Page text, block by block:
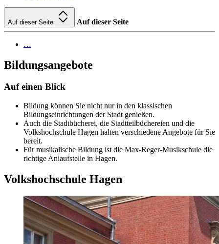
Auf dieser Seite Auf dieser Seite
…
Bildungsangebote
Auf einen Blick
Bildung können Sie nicht nur in den klassischen
Bildungseinrichtungen der Stadt genießen.
Auch die Stadtbücherei, die Stadtteilbüchereien und die
Volkshochschule Hagen halten verschiedene Angebote für Sie
bereit.
Für musikalische Bildung ist die Max-Reger-Musikschule die
richtige Anlaufstelle in Hagen.
Volkshochschule Hagen